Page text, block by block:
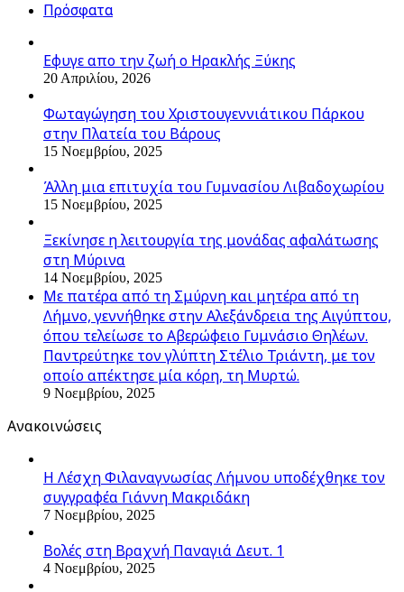
Πρόσφατα
Εφυγε απο την ζωή o Ηρακλής Ξύκης
20 Απριλίου, 2026
Φωταγώγηση του Χριστουγεννιάτικου Πάρκου
στην Πλατεία του Βάρους
15 Νοεμβρίου, 2025
Άλλη μια επιτυχία του Γυμνασίου Λιβαδοχωρίου
15 Νοεμβρίου, 2025
Ξεκίνησε η λειτουργία της μονάδας αφαλάτωσης
στη Μύρινα
14 Νοεμβρίου, 2025
Με πατέρα από τη Σμύρνη και μητέρα από τη
Λήμνο, γεννήθηκε στην Αλεξάνδρεια της Αιγύπτου,
όπου τελείωσε το Αβερώφειο Γυμνάσιο Θηλέων.
Παντρεύτηκε τον γλύπτη Στέλιο Τριάντη, με τον
οποίο απέκτησε μία κόρη, τη Μυρτώ.
9 Νοεμβρίου, 2025
Ανακοινώσεις
Η Λέσχη Φιλαναγνωσίας Λήμνου υποδέχθηκε τον
συγγραφέα Γιάννη Μακριδάκη
7 Νοεμβρίου, 2025
Βολές στη Βραχνή Παναγιά Δευτ. 1
4 Νοεμβρίου, 2025